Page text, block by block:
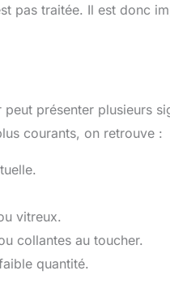
pas traitée. Il est donc
présenter plusieurs
courants, on retrouve :
vitreux.
collantes au toucher.
quantité.